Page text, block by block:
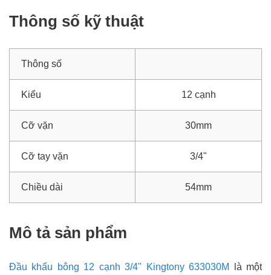
Thông số kỹ thuật
Thông số
Kiểu 12 cạnh
Cỡ vặn 30mm
Cỡ tay vặn 3/4"
Chiều dài 54mm
Mô tả sản phẩm
Đầu khẩu bông 12 cạnh 3/4" Kingtony 633030M
là một